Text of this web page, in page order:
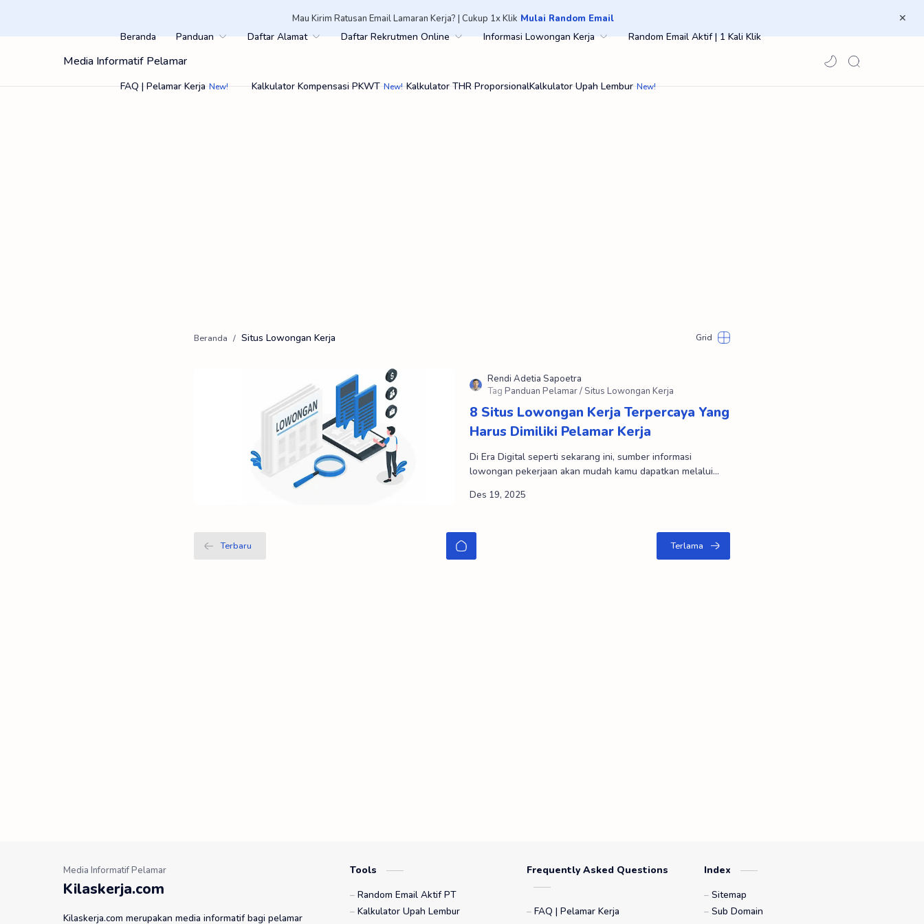
Mau Kirim Ratusan Email Lamaran Kerja? | Cukup 1x Klik Mulai Random Email
Media Informatif Pelamar
Beranda Panduan Daftar Alamat Daftar Rekrutmen Online Informasi Lowongan Kerja Random Email Aktif | 1 Kali Klik
FAQ | Pelamar Kerja Kalkulator Kompensasi PKWT Kalkulator THR ProporsionalKalkulator Upah Lembur
Situs Lowongan Kerja
8 Situs Lowongan Kerja Terpercaya Yang
Harus Dimiliki Pelamar Kerja
Di Era Digital seperti sekarang ini, sumber informasi
lowongan pekerjaan akan mudah kamu dapatkan melalui
Kilaskerja.com
Kilaskerja.com merupakan media informatif bagi pelamar
Tools
Random Email Aktif PT
Kalkulator Upah Lembur
Frequently Asked Questions
FAQ | Pelamar Kerja
Index
Sitemap
Sub Domain